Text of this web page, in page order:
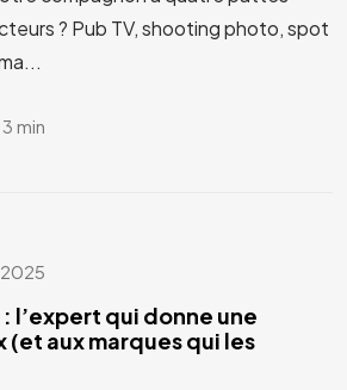
? Pub TV, shooting photo, spot
3 min
2025
l’expert qui donne une
(et aux marques qui les
TÊTE ?